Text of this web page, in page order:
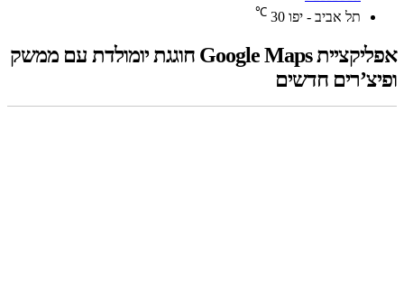
תל אביב - יפו 30
℃
אפליקציית Google Maps חוגגת יומולדת עם ממשק
ופיצ’רים חדשים